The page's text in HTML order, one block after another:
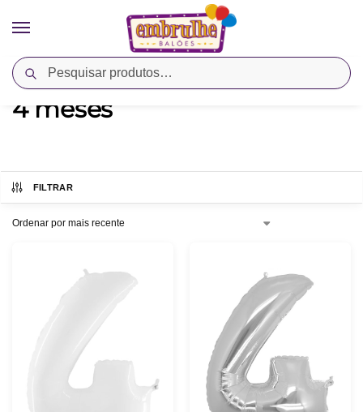
Pesquisar
Início Produtos marcados com a tag “4 meses”
4 meses
FILTRAR